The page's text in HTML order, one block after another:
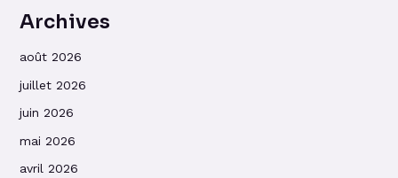
Archives
août 2026
juillet 2026
juin 2026
mai 2026
avril 2026